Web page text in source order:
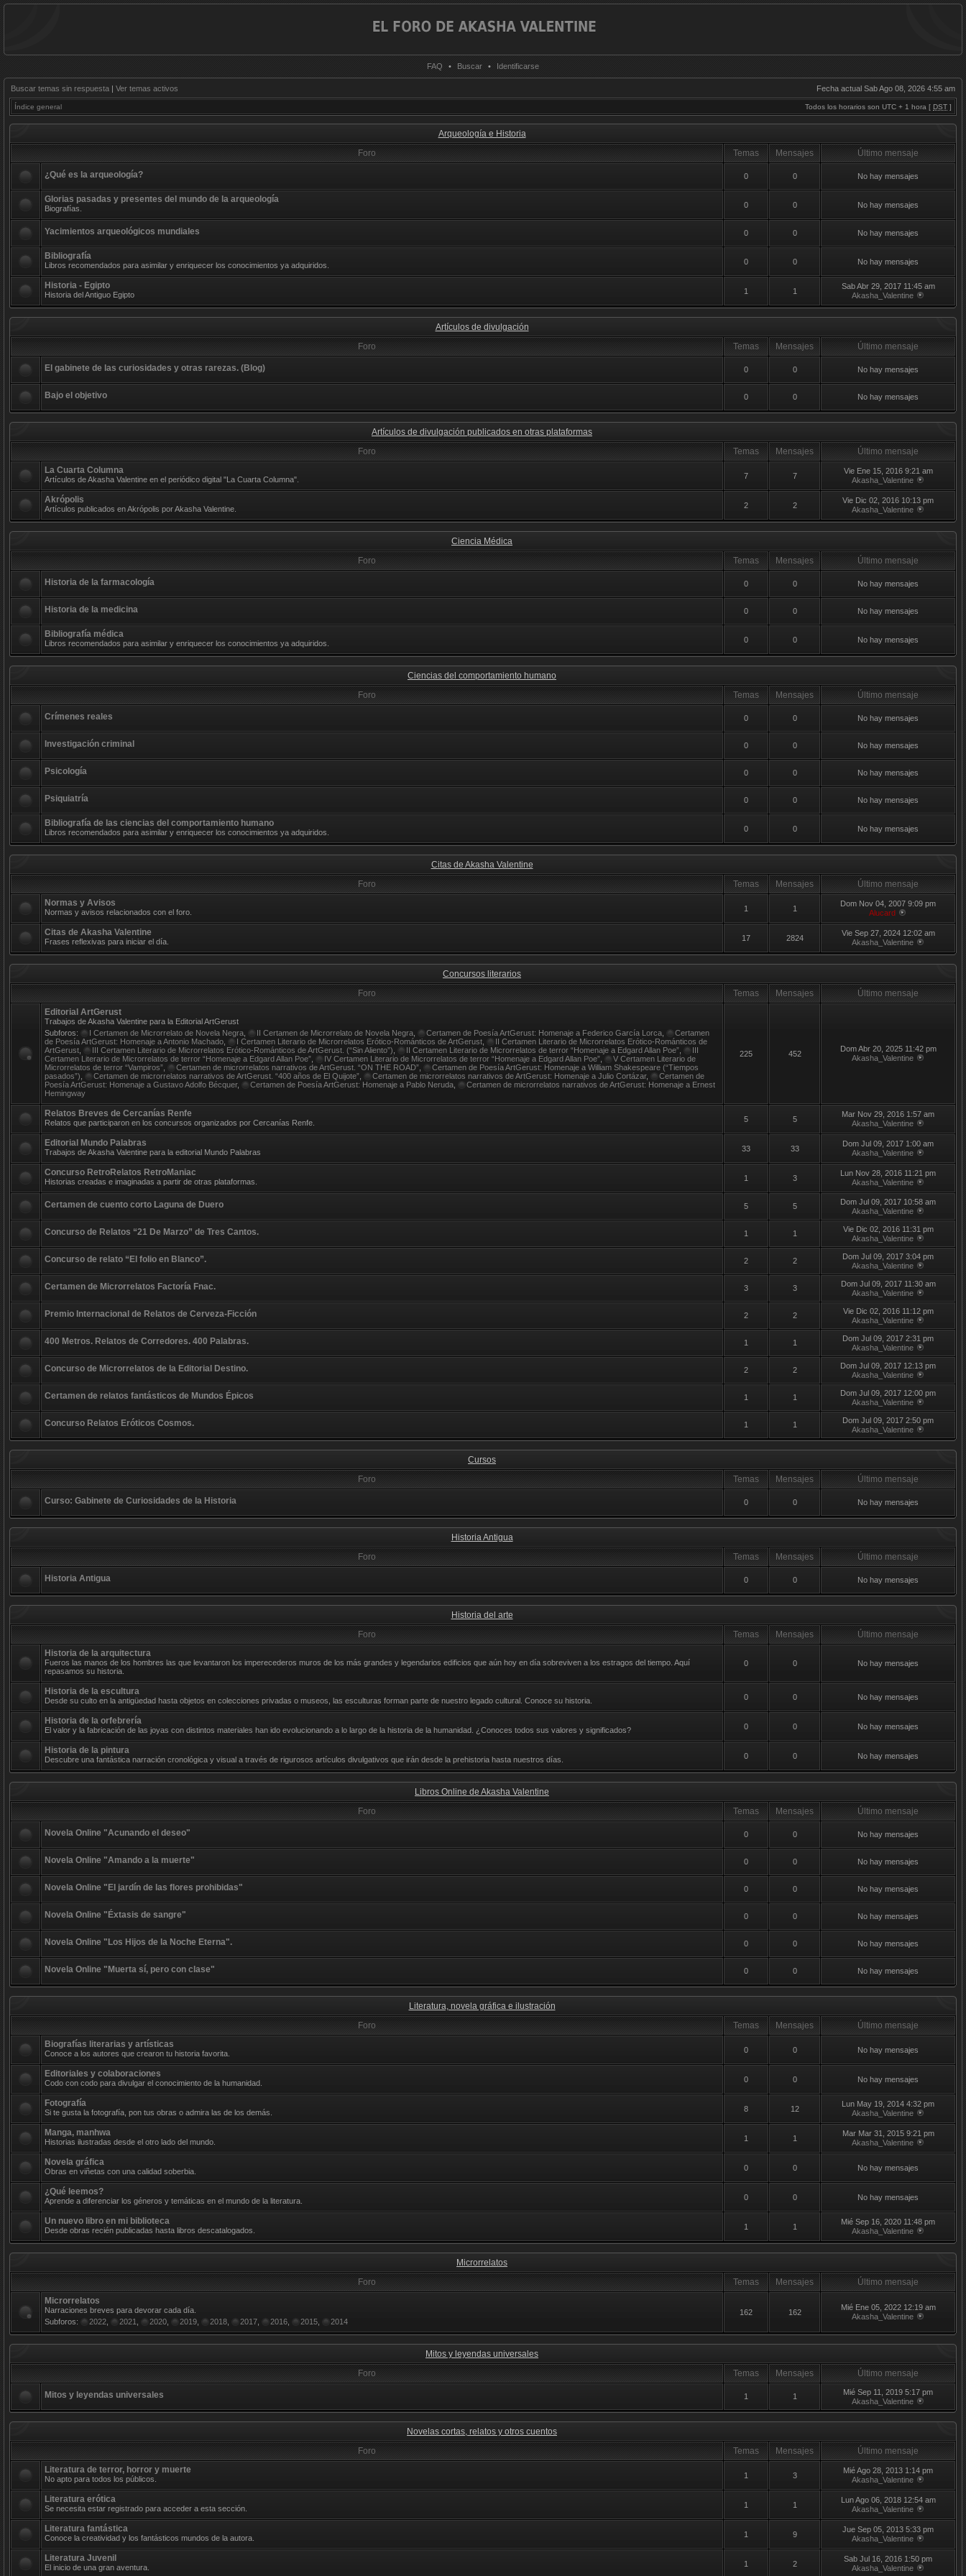
FAQ • Buscar • Identificarse
Buscar temas sin respuesta | Ver temas activos Fecha actual Sab Ago 08, 2026 4:55 am
Índice general Todos los horarios son UTC + 1 hora [ DST ]
Arqueología e Historia
Foro
Temas Mensajes Último mensaje
¿Qué es la arqueología? 0 0 No hay mensajes
Glorias pasadas y presentes del mundo de la arqueología
Biografías. 0 0 No hay mensajes
Yacimientos arqueológicos mundiales 0 0 No hay mensajes
Bibliografía
Libros recomendados para asimilar y enriquecer los conocimientos ya adquiridos. 0 0 No hay mensajes
Historia - Egipto
Historia del Antiguo Egipto 1 1
Sab Abr 29, 2017 11:45 am
Akasha_Valentine
Artículos de divulgación
Foro
Temas Mensajes Último mensaje
El gabinete de las curiosidades y otras rarezas. (Blog) 0 0 No hay mensajes
Bajo el objetivo 0 0 No hay mensajes
Artículos de divulgación publicados en otras plataformas
Foro
Temas Mensajes
Último mensaje
La Cuarta Columna
Artículos de Akasha Valentine en el periódico digital "La Cuarta Columna". 7 7
Vie Ene 15, 2016 9:21 am
Akasha_Valentine
Akrópolis
Artículos publicados en Akrópolis por Akasha Valentine. 2 2
Vie Dic 02, 2016 10:13 pm
Akasha_Valentine
Ciencia Médica
Foro
Temas Mensajes Último mensaje
Historia de la farmacología 0 0 No hay mensajes
Historia de la medicina 0 0 No hay mensajes
Bibliografía médica
Libros recomendados para asimilar y enriquecer los conocimientos ya adquiridos. 0 0 No hay mensajes
Ciencias del comportamiento humano
Foro
Temas Mensajes Último mensaje
Crímenes reales 0 0 No hay mensajes
Investigación criminal 0 0 No hay mensajes
Psicología 0 0 No hay mensajes
Psiquiatría 0 0 No hay mensajes
Bibliografía de las ciencias del comportamiento humano
Libros recomendados para asimilar y enriquecer los conocimientos ya adquiridos. 0 0 No hay mensajes
Citas de Akasha Valentine
Foro
Temas Mensajes
Último mensaje
Normas y Avisos
Normas y avisos relacionados con el foro. 1 1
Dom Nov 04, 2007 9:09 pm
Alucard
Citas de Akasha Valentine
Frases reflexivas para iniciar el día. 17 2824
Vie Sep 27, 2024 12:02 am
Akasha_Valentine
Concursos literarios
Foro
Temas Mensajes
Último mensaje
Editorial ArtGerust
Trabajos de Akasha Valentine para la Editorial ArtGerust
Subforos:
I Certamen de Microrrelato de Novela Negra II Certamen de Microrrelato de Novela Negra Certamen de Poesía ArtGerust: Homenaje a Federico García Lorca
Certamen
de Poesía ArtGerust: Homenaje a Antonio Machado
I Certamen Literario de Microrrelatos Erótico-Románticos de ArtGerust
II Certamen Literario de Microrrelatos Erótico-Románticos de
ArtGerust
III Certamen Literario de Microrrelatos Erótico-Románticos de ArtGerust. (“Sin Aliento”) II Certamen Literario de Microrrelatos de terror “Homenaje a Edgard Allan Poe”
III
Certamen Literario de Microrrelatos de terror “Homenaje a Edgard Allan Poe”
IV Certamen Literario de Microrrelatos de terror “Homenaje a Edgard Allan Poe”
V Certamen Literario de
Microrrelatos de terror “Vampiros”
Certamen de microrrelatos narrativos de ArtGerust. “ON THE ROAD”
Certamen de Poesía ArtGerust: Homenaje a William Shakespeare (“Tiempos
pasados”)
Certamen de microrrelatos narrativos de ArtGerust. “400 años de El Quijote” Certamen de microrrelatos narrativos de ArtGerust: Homenaje a Julio Cortázar,
Certamen de
Poesía ArtGerust: Homenaje a Gustavo Adolfo Bécquer, Certamen de Poesía ArtGerust: Homenaje a Pablo Neruda
Certamen de microrrelatos narrativos de ArtGerust: Homenaje a Ernest
Hemingway
225 452
Dom Abr 20, 2025 11:42 pm
Akasha_Valentine
Relatos Breves de Cercanías Renfe
Relatos que participaron en los concursos organizados por Cercanías Renfe. 5 5
Mar Nov 29, 2016 1:57 am
Akasha_Valentine
Editorial Mundo Palabras
Trabajos de Akasha Valentine para la editorial Mundo Palabras 33 33
Dom Jul 09, 2017 1:00 am
Akasha_Valentine
Concurso RetroRelatos RetroManiac
Historias creadas e imaginadas a partir de otras plataformas. 1 3
Lun Nov 28, 2016 11:21 pm
Akasha_Valentine
Certamen de cuento corto Laguna de Duero 5 5
Dom Jul 09, 2017 10:58 am
Akasha_Valentine
Concurso de Relatos “21 De Marzo” de Tres Cantos. 1 1
Vie Dic 02, 2016 11:31 pm
Akasha_Valentine
Concurso de relato “El folio en Blanco”. 2 2
Dom Jul 09, 2017 3:04 pm
Akasha_Valentine
Certamen de Microrrelatos Factoría Fnac. 3 3
Dom Jul 09, 2017 11:30 am
Akasha_Valentine
Premio Internacional de Relatos de Cerveza-Ficción 2 2
Vie Dic 02, 2016 11:12 pm
Akasha_Valentine
400 Metros. Relatos de Corredores. 400 Palabras. 1 1
Dom Jul 09, 2017 2:31 pm
Akasha_Valentine
Concurso de Microrrelatos de la Editorial Destino. 2 2
Dom Jul 09, 2017 12:13 pm
Akasha_Valentine
Certamen de relatos fantásticos de Mundos Épicos 1 1
Dom Jul 09, 2017 12:00 pm
Akasha_Valentine
Concurso Relatos Eróticos Cosmos. 1 1
Dom Jul 09, 2017 2:50 pm
Akasha_Valentine
Cursos
Foro
Temas Mensajes Último mensaje
Curso: Gabinete de Curiosidades de la Historia 0 0 No hay mensajes
Historia Antigua
Foro
Temas Mensajes Último mensaje
Historia Antigua 0 0 No hay mensajes
Historia del arte
Foro
Temas Mensajes
Último mensaje
Historia de la arquitectura
Fueros las manos de los hombres las que levantaron los imperecederos muros de los más grandes y legendarios edificios que aún hoy en día sobreviven a los estragos del tiempo. Aquí
repasamos su historia.
0 0 No hay mensajes
Historia de la escultura
Desde su culto en la antigüedad hasta objetos en colecciones privadas o museos, las esculturas forman parte de nuestro legado cultural. Conoce su historia. 0 0 No hay mensajes
Historia de la orfebrería
El valor y la fabricación de las joyas con distintos materiales han ido evolucionando a lo largo de la historia de la humanidad. ¿Conoces todos sus valores y significados? 0 0 No hay mensajes
Historia de la pintura
Descubre una fantástica narración cronológica y visual a través de rigurosos artículos divulgativos que irán desde la prehistoria hasta nuestros días. 0 0 No hay mensajes
Libros Online de Akasha Valentine
Foro
Temas Mensajes Último mensaje
Novela Online "Acunando el deseo" 0 0 No hay mensajes
Novela Online "Amando a la muerte" 0 0 No hay mensajes
Novela Online "El jardín de las flores prohibidas" 0 0 No hay mensajes
Novela Online "Éxtasis de sangre" 0 0 No hay mensajes
Novela Online "Los Hijos de la Noche Eterna". 0 0 No hay mensajes
Novela Online "Muerta sí, pero con clase" 0 0 No hay mensajes
Literatura, novela gráfica e ilustración
Foro
Temas Mensajes
Último mensaje
Biografías literarias y artísticas
Conoce a los autores que crearon tu historia favorita. 0 0 No hay mensajes
Editoriales y colaboraciones
Codo con codo para divulgar el conocimiento de la humanidad. 0 0 No hay mensajes
Fotografía
Si te gusta la fotografía, pon tus obras o admira las de los demás. 8 12
Lun May 19, 2014 4:32 pm
Akasha_Valentine
Manga, manhwa
Historias ilustradas desde el otro lado del mundo. 1 1
Mar Mar 31, 2015 9:21 pm
Akasha_Valentine
Novela gráfica
Obras en viñetas con una calidad soberbia. 0 0 No hay mensajes
¿Qué leemos?
Aprende a diferenciar los géneros y temáticas en el mundo de la literatura. 0 0 No hay mensajes
Un nuevo libro en mi biblioteca
Desde obras recién publicadas hasta libros descatalogados. 1 1
Mié Sep 16, 2020 11:48 pm
Akasha_Valentine
Microrrelatos
Foro
Temas Mensajes
Último mensaje
Microrrelatos
Narraciones breves para devorar cada día.
Subforos:
2022 2021 2020 2019 2018 2017 2016 2015 2014
162 162
Mié Ene 05, 2022 12:19 am
Akasha_Valentine
Mitos y leyendas universales
Foro
Temas Mensajes Último mensaje
Mitos y leyendas universales 1 1
Mié Sep 11, 2019 5:17 pm
Akasha_Valentine
Novelas cortas, relatos y otros cuentos
Foro
Temas Mensajes
Último mensaje
Literatura de terror, horror y muerte
No apto para todos los públicos. 1 3
Mié Ago 28, 2013 1:14 pm
Akasha_Valentine
Literatura erótica
Se necesita estar registrado para acceder a esta sección. 1 1
Lun Ago 06, 2018 12:54 am
Akasha_Valentine
Literatura fantástica
Conoce la creatividad y los fantásticos mundos de la autora. 1 9
Jue Sep 05, 2013 5:33 pm
Akasha_Valentine
Literatura Juvenil
El inicio de una gran aventura. 1 2
Sab Jul 16, 2016 1:50 pm
Akasha_Valentine